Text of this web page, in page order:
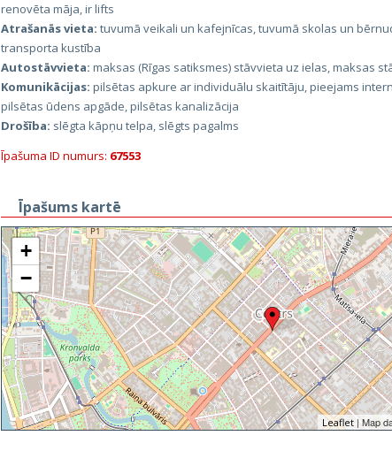
renovēta māja, ir lifts
Atrašanās vieta: tuvumā veikali un kafejnīcas, tuvumā skolas un
transporta kustība
Autostāvvieta: maksas (Rīgas satiksmes) stāvvieta uz ielas, maksas
Komunikācijas: pilsētas apkure ar individuālu skaitītāju, pieejams
pilsētas ūdens apgāde, pilsētas kanalizācija
Drošība: slēgta kāpņu telpa, slēgts pagalms
Īpašuma ID numurs: 67553
Īpašums kartē
+
−
Leaflet| Map